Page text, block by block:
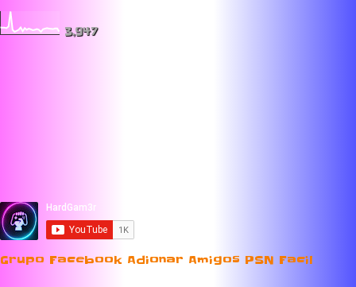
3,947
Grupo Facebook Adionar Amigos PSN Facil